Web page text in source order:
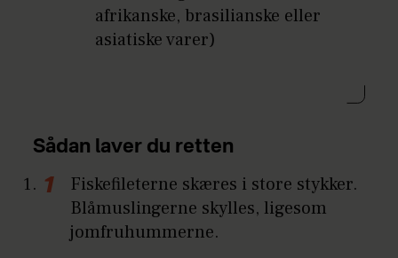
afrikanske, brasilianske eller
asiatiske varer)
Sådan laver du retten
Fiskefileterne skæres i store stykker.
Blåmuslingerne skylles, ligesom
jomfruhummerne.